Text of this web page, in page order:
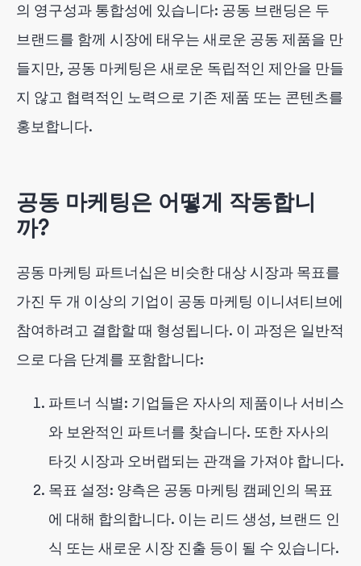
의 영구성과 통합성에 있습니다: 공동 브랜딩은 두
브랜드를 함께 시장에 태우는 새로운 공동 제품을 만
들지만, 공동 마케팅은 새로운 독립적인 제안을 만들
지 않고 협력적인 노력으로 기존 제품 또는 콘텐츠를
홍보합니다.
공동 마케팅은 어떻게 작동합니
까?
공동 마케팅 파트너십은 비슷한 대상 시장과 목표를
가진 두 개 이상의 기업이 공동 마케팅 이니셔티브에
참여하려고 결합할 때 형성됩니다. 이 과정은 일반적
으로 다음 단계를 포함합니다:
파트너 식별: 기업들은 자사의 제품이나 서비스
와 보완적인 파트너를 찾습니다. 또한 자사의
타깃 시장과 오버랩되는 관객을 가져야 합니다.
목표 설정: 양측은 공동 마케팅 캠페인의 목표
에 대해 합의합니다. 이는 리드 생성, 브랜드 인
식 또는 새로운 시장 진출 등이 될 수 있습니다.